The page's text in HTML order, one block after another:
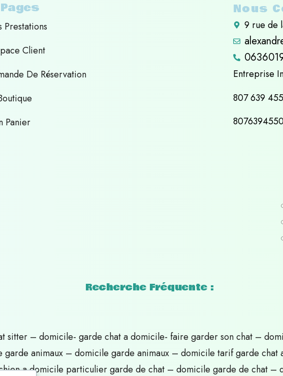
Prestations
Client
De Réservation
Panier
Nous
9 rue de
Entreprise
807 639
Recherche Fréquente :
sitter – domicile- garde chat a domicile- faire garder son chat –
garde animaux – domicile garde animaux – domicile tarif garde
a domicile particulier garde de chat – domicile garde de chat –